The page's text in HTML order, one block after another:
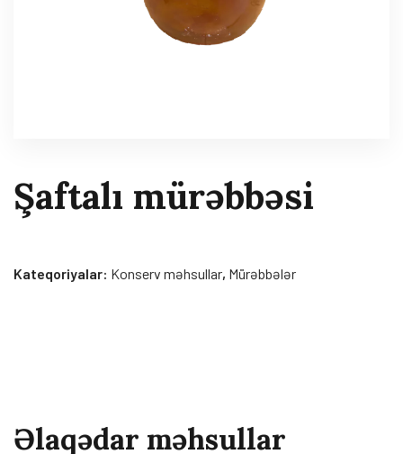
Şaftalı mürəbbəsi
Kateqoriyalar: Konserv məhsullar, Mürəbbələr
Əlaqədar məhsullar